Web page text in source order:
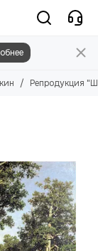
Репродукция